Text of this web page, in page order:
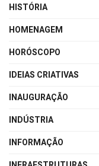
HISTÓRIA
HOMENAGEM
HORÓSCOPO
IDEIAS CRIATIVAS
INAUGURAÇÃO
INDÚSTRIA
INFORMAÇÃO